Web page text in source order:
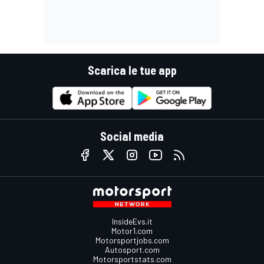
Scarica le tue app
Social media
InsideEvs.it
Motor1.com
Motorsportjobs.com
Autosport.com
Motorsportstats.com